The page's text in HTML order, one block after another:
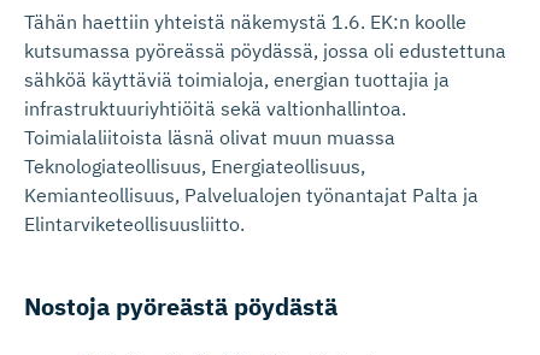
Tähän haettiin yhteistä näkemystä 1.6. EK:n koolle
kutsumassa pyöreässä pöydässä, jossa oli edustettuna
sähköä käyttäviä toimialoja, energian tuottajia ja
infrastruktuuriyhtiöitä sekä valtionhallintoa.
Toimialaliitoista läsnä olivat muun muassa
Teknologiateollisuus, Energiateollisuus,
Kemianteollisuus, Palvelualojen työnantajat Palta ja
Elintarviketeollisuusliitto.
Nostoja pyöreästä pöydästä